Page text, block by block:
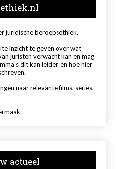
juridische beroepsethiek.
inzicht te geven over wat
juristen verwacht kan en mag
dit kan leiden en hoe hier
naar relevante films, series,
actueel